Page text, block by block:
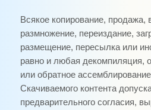
Всякое копирование, продажа,
размножение, переиздание,
размещение, пересылка или
равно и любая декомпиляция,
или обратное
Скачиваемого контента
предварительного согласия,